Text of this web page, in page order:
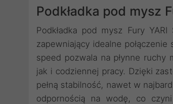
Podkładka pod mysz
Podkładka pod mysz Fury
zapewniający idealne
speed pozwala na płynne
jak i codziennej pracy. Dzięki
pełną stabilność, nawet w
odpornością na wodę, co